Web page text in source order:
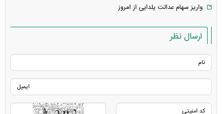
واریز سهام عدالت یلدایی از امروز
ارسال نظر